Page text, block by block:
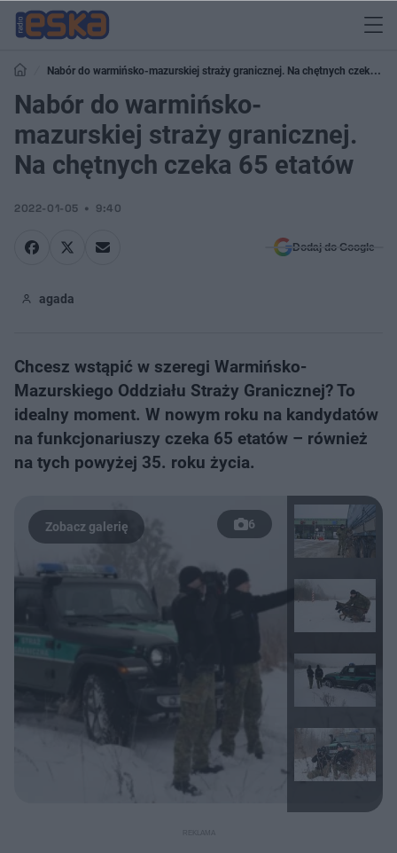
Nabór do warmińsko-mazurskiej straży granicznej. Na chętnych czeka 65
etatów
Nabór do warmińsko-
mazurskiej straży granicznej.
Na chętnych czeka 65 etatów
2022-01-05 9:40
Dodaj do Google
agada
Chcesz wstąpić w szeregi Warmińsko-
Mazurskiego Oddziału Straży Granicznej? To
idealny moment. W nowym roku na kandydatów
na funkcjonariuszy czeka 65 etatów – również
na tych powyżej 35. roku życia.
6